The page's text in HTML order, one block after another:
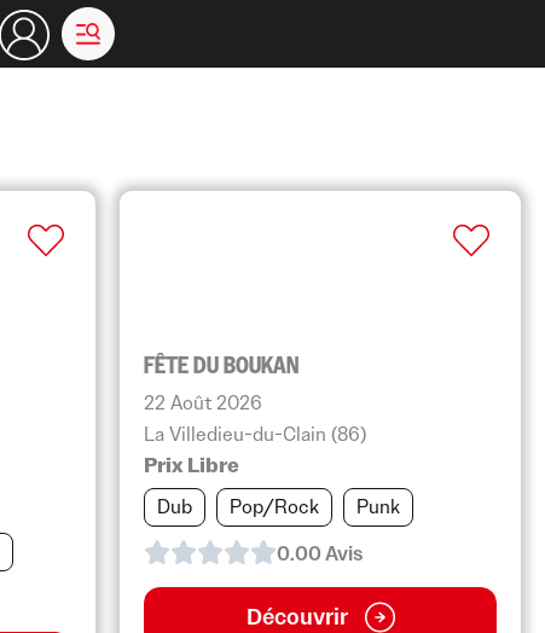
FÊTE DU BOUKAN
22 Août 2026
La Villedieu-du-Clain (86)
Prix Libre
Dub
Pop/Rock
Punk
0.00Avis
Découvrir